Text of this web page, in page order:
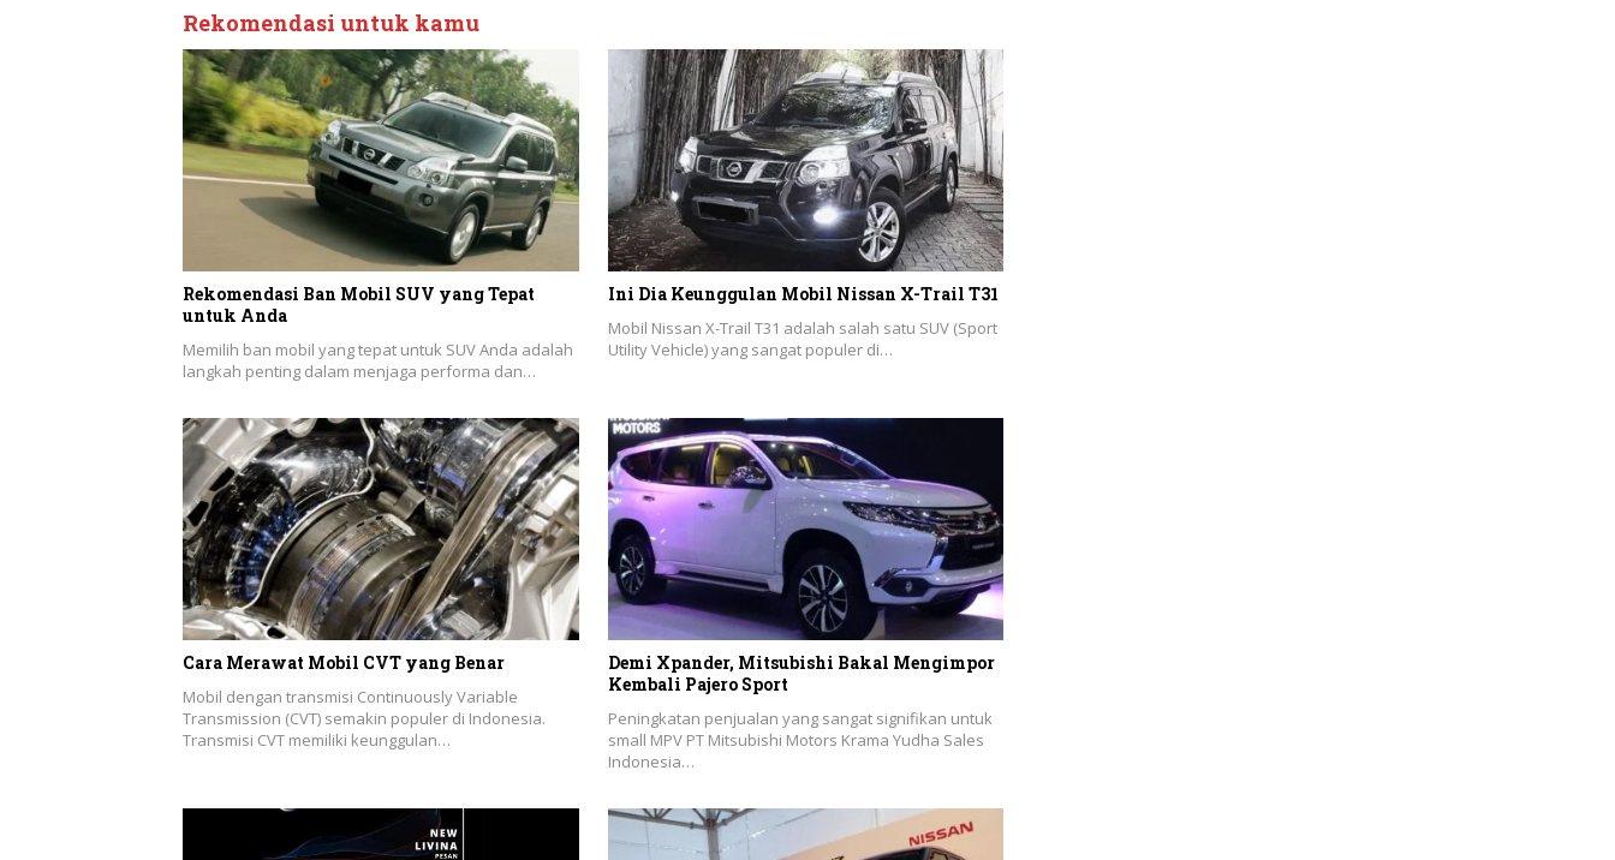
Rekomendasi untuk kamu
Rekomendasi Ban Mobil SUV yang Tepat
untuk Anda
Memilih ban mobil yang tepat untuk SUV Anda adalah
langkah penting dalam menjaga performa dan…
Ini Dia Keunggulan Mobil Nissan X-Trail T31
Mobil Nissan X-Trail T31 adalah salah satu SUV (Sport
Utility Vehicle) yang sangat populer di…
Cara Merawat Mobil CVT yang Benar
Mobil dengan transmisi Continuously Variable
Transmission (CVT) semakin populer di Indonesia.
Transmisi CVT memiliki keunggulan…
Demi Xpander, Mitsubishi Bakal Mengimpor
Kembali Pajero Sport
Peningkatan penjualan yang sangat signifikan untuk
small MPV PT Mitsubishi Motors Krama Yudha Sales
Indonesia…